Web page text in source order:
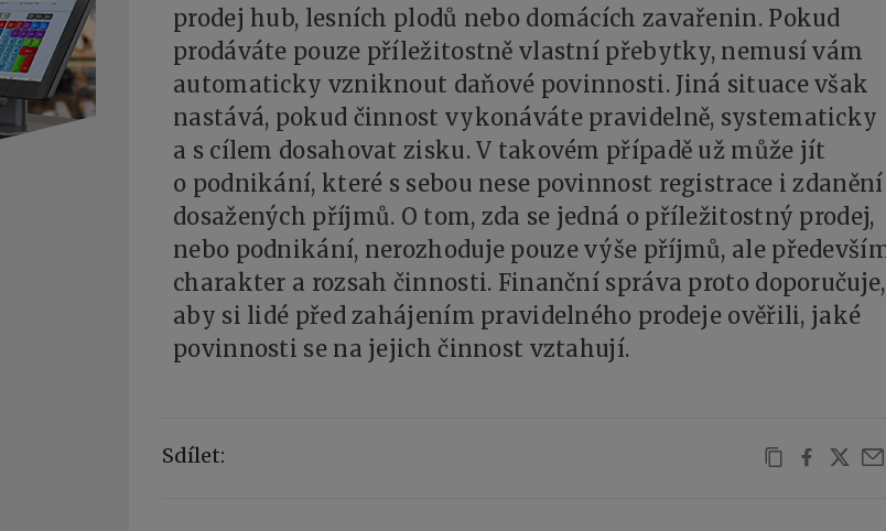
prodej hub, lesních plodů nebo domácích zavařenin. Pokud
prodáváte pouze příležitostně vlastní přebytky, nemusí vám
automaticky vzniknout daňové povinnosti. Jiná situace však
nastává, pokud činnost vykonáváte pravidelně, systematicky
a s cílem dosahovat zisku. V takovém případě už může jít
o podnikání, které s sebou nese povinnost registrace i zdanění
dosažených příjmů. O tom, zda se jedná o příležitostný prodej,
nebo podnikání, nerozhoduje pouze výše příjmů, ale
charakter a rozsah činnosti. Finanční správa proto doporučuje,
aby si lidé před zahájením pravidelného prodeje ověřili, jaké
povinnosti se na jejich činnost vztahují.
Sdílet: